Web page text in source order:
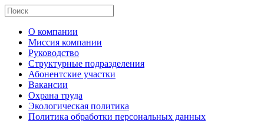
О компании
Миссия компании
Руководство
Структурные подразделения
Абонентские участки
Вакансии
Охрана труда
Экологическая политика
Политика обработки персональных данных